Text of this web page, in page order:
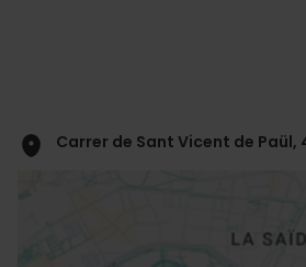
Carrer de Sant Vicent de Paül,